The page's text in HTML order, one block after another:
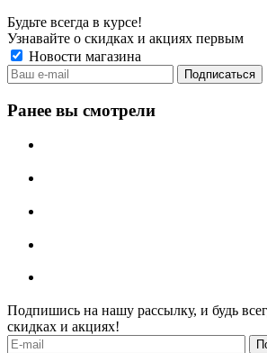
Будьте всегда в курсе!
Узнавайте о скидках и акциях первым
Новости магазина
Ранее вы смотрели
Подпишись на нашу рассылку, и будь
скидках и акциях!